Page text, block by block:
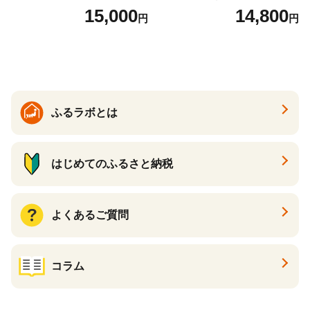
ル 缶ビール 酒 お酒 アルコー
15,000円
キリンビール 一番搾り ビー
ル 24缶 きりんいちばんしぼ
14,800円
ふるラボとは
はじめてのふるさと納税
よくあるご質問
コラム